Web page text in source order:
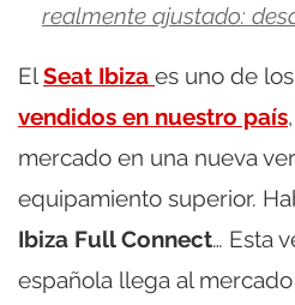
realmente ajustado:
ElSeat Ibiza es uno de los
vendidos en nuestro país
mercado en una nueva
equipamiento superior.
Ibiza Full Connect… Esta
española llega al